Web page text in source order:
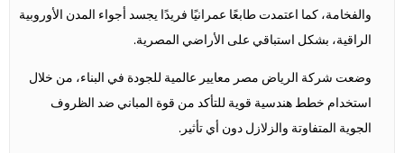
والفخامة، كما اعتمدت طابعًا عمرانيًا فريدًا يجسد أجواء المدن الأوروبية
الراقية، بشكل استباقي على الأراضي المصرية.
وضعت شركة الرياض مصر معايير عالمية للجودة في البناء، من خلال
استخدام خطط هندسية قوية للتأكد من قوة المباني ضد الظروف
الجوية المتفاوتة والزلازل دون أي تأثير.